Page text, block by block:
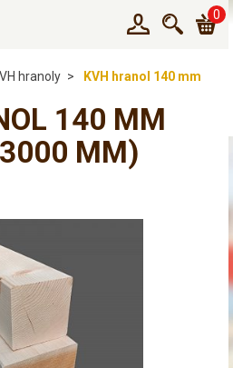
0
hranoly KVH hranol 140 mm
140 MM
MM)